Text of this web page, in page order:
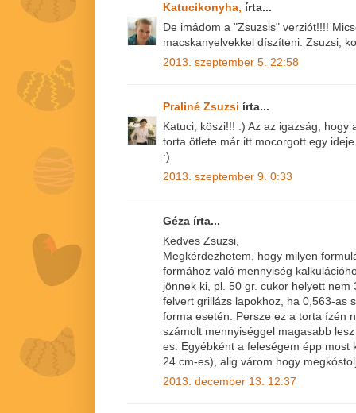
Katucikonyha, írta...
De imádom a "Zsuzsis" verziót!!!!
macskanyelvekkel díszíteni. Zsuzsi,
2013. szeptember 5. 22:58
Praliné Zsuzsi írta...
Katuci, köszi!!! :) Az az igazság, hogy
torta ötlete már itt mocorgott egy
:)
2013. szeptember 9. 0:33
Géza írta...
Kedves Zsuzsi,
Megkérdezhetem, hogy milyen
formához való mennyiség
jönnek ki, pl. 50 gr. cukor helyett
felvert grillázs lapokhoz, ha 0,563-as
forma esetén. Persze ez a torta ízén
számolt mennyiséggel magasabb
es. Egyébként a feleségem épp
24 cm-es), alig várom hogy
2013. december 13. 12:37